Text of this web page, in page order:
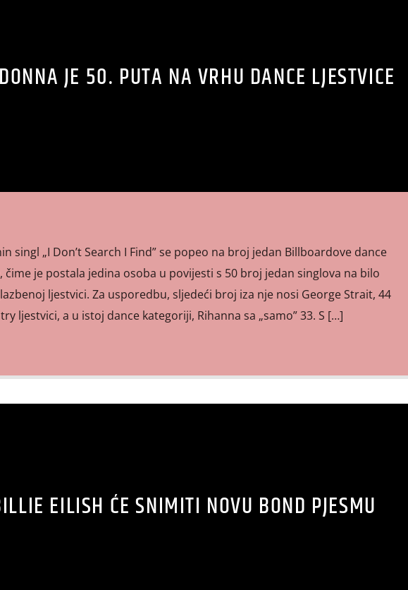
JE 50. PUTA NA VRHU DANCE LJESTVICE
singl „I Don’t Search I Find” se popeo na broj jedan Billboardove dance
čime je postala jedina osoba u povijesti s 50 broj jedan singlova na bilo
ljestvici. Za usporedbu, sljedeći broj iza nje nosi George Strait, 44
ljestvici, a u istoj dance kategoriji, Rihanna sa „samo” 33. S […]
EILISH ĆE SNIMITI NOVU BOND PJESMU